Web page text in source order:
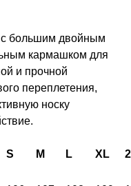
большим двойным
кармашком для
и прочной
переплетения,
носку
S M L XL